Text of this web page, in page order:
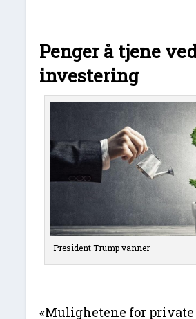
Penger å tjene
investering
President Trump vanner
«Mulighetene for private